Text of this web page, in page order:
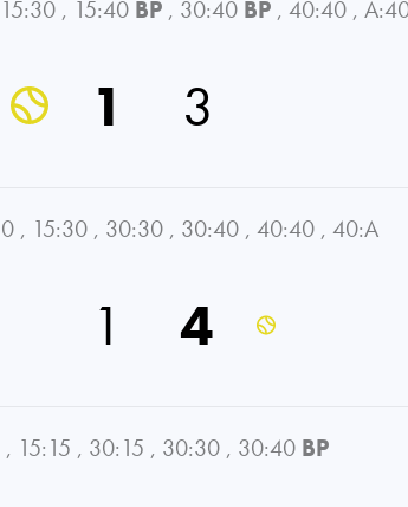
15:30 , 15:40 BP , 30:40 BP , 40:40 ,
1 3
, 15:30 , 30:30 , 30:40 , 40:40 , 40:A
1 4
, 15:15 , 30:15 , 30:30 , 30:40 BP